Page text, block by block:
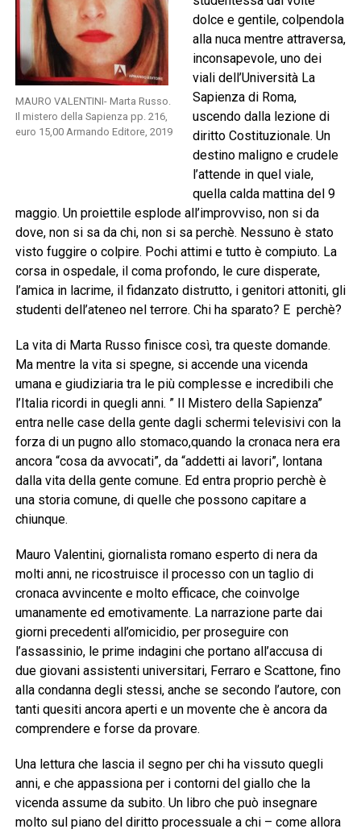
MAURO VALENTINI- Marta Russo.
Il mistero della Sapienza pp. 216,
euro 15,00 Armando Editore, 2019
dolce e gentile, colpendola
alla nuca mentre attraversa,
inconsapevole, uno dei
viali dell’Università La
Sapienza di Roma,
uscendo dalla lezione di
diritto Costituzionale. Un
destino maligno e crudele
l’attende in quel viale,
quella calda mattina del 9
maggio. Un proiettile esplode all’improvviso, non si da
dove, non si sa da chi, non si sa perchè. Nessuno è stato
visto fuggire o colpire. Pochi attimi e tutto è compiuto. La
corsa in ospedale, il coma profondo, le cure disperate,
l’amica in lacrime, il fidanzato distrutto, i genitori attoniti, gli
studenti dell’ateneo nel terrore. Chi ha sparato? E perchè?
La vita di Marta Russo finisce così, tra queste domande.
Ma mentre la vita si spegne, si accende una vicenda
umana e giudiziaria tra le più complesse e incredibili che
l’Italia ricordi in quegli anni. ” Il Mistero della Sapienza”
entra nelle case della gente dagli schermi televisivi con la
forza di un pugno allo stomaco,quando la cronaca nera era
ancora “cosa da avvocati”, da “addetti ai lavori”, lontana
dalla vita della gente comune. Ed entra proprio perchè è
una storia comune, di quelle che possono capitare a
chiunque.
Mauro Valentini, giornalista romano esperto di nera da
molti anni, ne ricostruisce il processo con un taglio di
cronaca avvincente e molto efficace, che coinvolge
umanamente ed emotivamente. La narrazione parte dai
giorni precedenti all’omicidio, per proseguire con
l’assassinio, le prime indagini che portano all’accusa di
due giovani assistenti universitari, Ferraro e Scattone, fino
alla condanna degli stessi, anche se secondo l’autore, con
tanti quesiti ancora aperti e un movente che è ancora da
comprendere e forse da provare.
Una lettura che lascia il segno per chi ha vissuto quegli
anni, e che appassiona per i contorni del giallo che la
vicenda assume da subito. Un libro che può insegnare
molto sul piano del diritto processuale a chi – come allora